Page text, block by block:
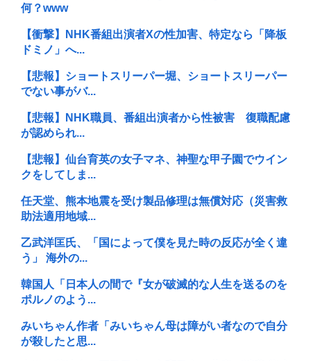
何？www
【衝撃】NHK番組出演者Xの性加害、特定なら「降板
ドミノ」へ...
【悲報】ショートスリーパー堀、ショートスリーパー
でない事がバ...
【悲報】NHK職員、番組出演者から性被害 復職配慮
が認められ...
【悲報】仙台育英の女子マネ、神聖な甲子園でウイン
クをしてしま...
任天堂、熊本地震を受け製品修理は無償対応（災害救
助法適用地域...
乙武洋匡氏、「国によって僕を見た時の反応が全く違
う」 海外の...
韓国人「日本人の間で『女が破滅的な人生を送るのを
ポルノのよう...
みいちゃん作者「みいちゃん母は障がい者なので自分
が殺したと思...